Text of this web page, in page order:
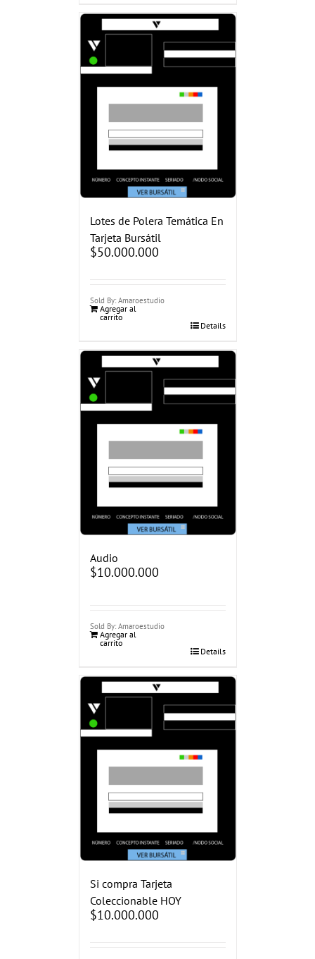
Lotes de Polera Temática En
Tarjeta Bursátil
$50.000.000
Sold By: Amaroestudio
Agregar al
carrito
Details
Audio
$10.000.000
Sold By: Amaroestudio
Agregar al
carrito
Details
Si compra Tarjeta
Coleccionable HOY
$10.000.000